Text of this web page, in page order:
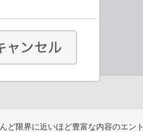
ど限界に近いほど豊富な内容のエント